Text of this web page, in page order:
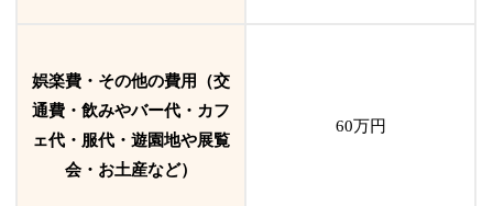
娯楽費・その他の費用（交
通費・飲みやバー代・カフ
ェ代・服代・遊園地や展覧
会・お土産など）
60万円